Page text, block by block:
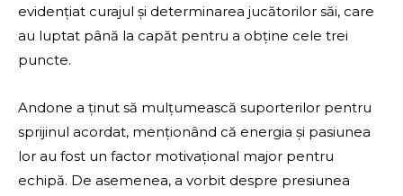
evidențiat curajul și determinarea jucătorilor săi, care
au luptat până la capăt pentru a obține cele trei
puncte.
Andone a ținut să mulțumească suporterilor pentru
sprijinul acordat, menționând că energia și pasiunea
lor au fost un factor motivațional major pentru
echipă. De asemenea, a vorbit despre presiunea